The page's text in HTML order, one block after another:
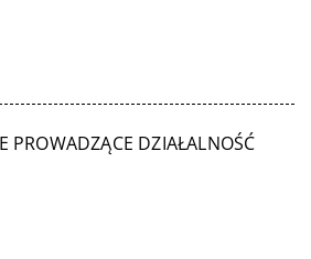
PROWADZĄCE DZIAŁALNOŚĆ